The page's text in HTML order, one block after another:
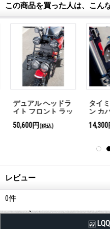
この商品を買った人は、こん
デュアル ヘッドラ
イト フロント ラッ
50,600円(税込)
タイミ
ン カバ
14,300円
レビュー
0件